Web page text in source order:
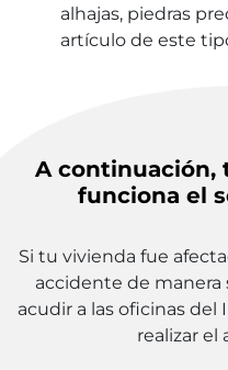
alhajas, piedras
artículo de este
A continuación,
funciona el
Si tu vivienda fue
accidente de
acudir a las oficinas
realizar el